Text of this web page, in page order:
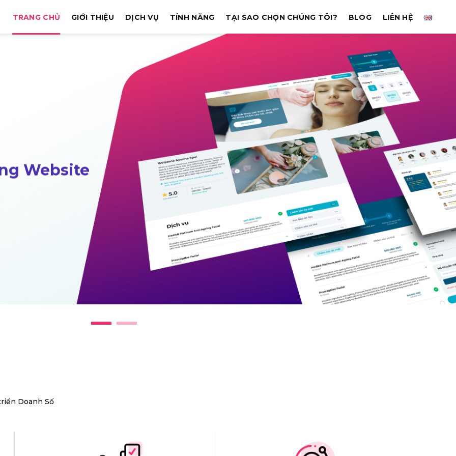
TRANG CHỦ GIỚI THIỆU DỊCH VỤ TÍNH NĂNG TẠI SAO CHỌN CHÚNG TÔI? BLOG LIÊN HỆ
toàn diện thúc đẩy Doanh số
quản lý cửa hàng dễ dàng
Quản lý Cửa Hàng – Dễ dàng sử dụng – Quản lý nhiều địa điểm
ĐĂNG KÝ NGAY
Doanh Số